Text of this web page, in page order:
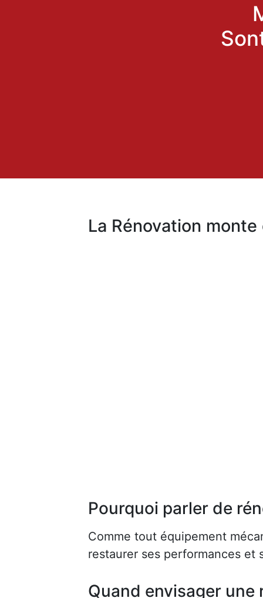
La Rénovation
Pourquoi parler de
Comme tout équipement
restaurer ses performances et
Quand envisager une